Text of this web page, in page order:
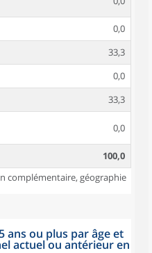
0,0
33,3
0,0
33,3
0,0
100,0
complémentaire, géographie
ans ou plus par âge et
actuel ou antérieur en